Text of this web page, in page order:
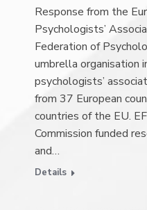
Response from the
Psychologists’
Federation of
umbrella organisation
psychologists’
from 37 European
countries of the EU.
Commission funded
and…
Details